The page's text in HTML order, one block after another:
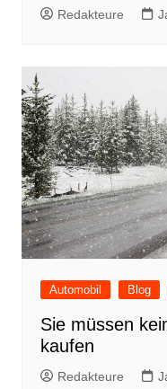
Redakteure
Automobil Blog
Sie müssen
kaufen
Redakteure